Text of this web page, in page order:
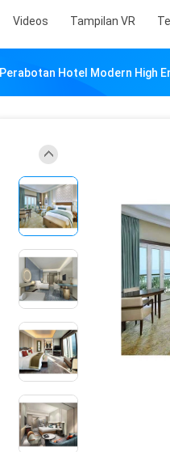
Videos Tampilan VR
Perabotan Hotel Modern High